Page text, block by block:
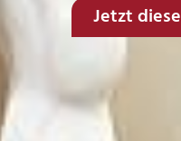
Jetzt